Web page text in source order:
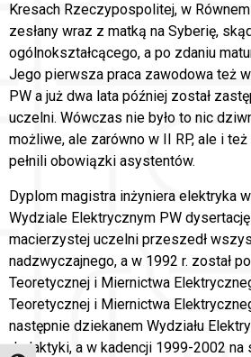
Kresach Rzeczypospolitej, w
zesłany wraz z matką na Syberię,
ogólnokształcącego, a po zdaniu
Jego pierwsza praca zawodowa też
PW a już dwa lata później został
uczelni. Wówczas nie było to nic
możliwe, ale zarówno w II RP, ale i
pełnili obowiązki asystentów.
Dyplom magistra inżyniera elektryka
Wydziale Elektrycznym PW
macierzystej uczelni przeszedł
nadzwyczajnego, a w 1992 r. został
Teoretycznej i Miernictwa
Teoretycznej i Miernictwa
następnie dziekanem Wydziału
dydaktyki, a w kadencji 1999-2002